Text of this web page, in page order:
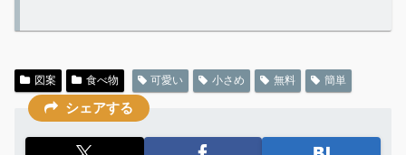
図案 食べ物 可愛い 小さめ 無料 簡単
シェアする